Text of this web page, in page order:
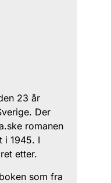
23 år
Der
romanen
i 1945. I
etter.
som fra